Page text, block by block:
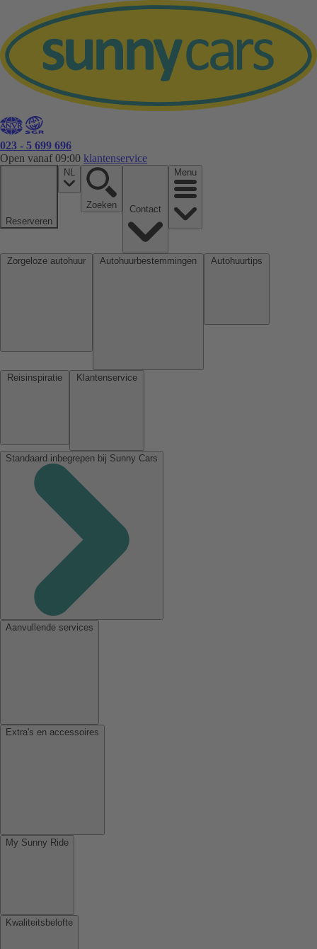
023 - 5 699 696
Open vanaf 09:00 klantenservice
Reserveren
NL
Zoeken
Menu
Standaard inbegrepen bij Sunny Cars
Aanvullende services
Extra's en accessoires
My Sunny Ride
Kwaliteitsbelofte